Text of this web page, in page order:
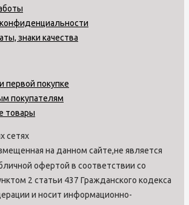
знаки качества
первой покупке
покупателям
товары
сетях
на данном сайте,не является
офертой в соответствии со
2 статьи 437 Гражданского кодекса
и носит информационно-